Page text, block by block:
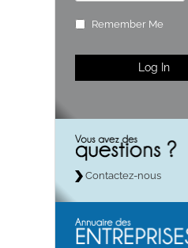
Remember Me
Contactez-nous